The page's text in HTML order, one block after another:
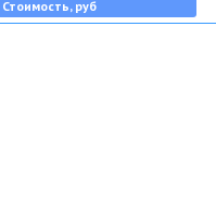
Стоимость, руб